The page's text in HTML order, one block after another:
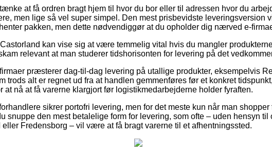
at få ordren bragt hjem til hvor du bor eller til adressen hvor du
men lige så vel super simpel. Den mest prisbevidste leveringsversion
pakken, men dette nødvendiggør at du opholder dig nærved e-
kan vise sig at være temmelig vital hvis du mangler
relevant at man studerer tidshorisonten for levering på det
præsterer dag-til-dag levering på utallige produkter, eksempelvis
trods alt er regnet ud fra at handlen gemmenføres før et konkret
at nå at få varerne klargjort før logistikmedarbejderne holder fyraften.
sikrer portofri levering, men for det meste kun når man shopper
snuppe den mest betalelige form for levering, som ofte – uden hensyn til
Fredensborg – vil være at få bragt varerne til et afhentningssted.